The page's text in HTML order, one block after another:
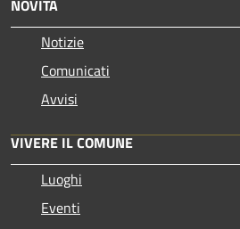
NOVITÀ
Notizie
Comunicati
Avvisi
VIVERE IL COMUNE
Luoghi
Eventi